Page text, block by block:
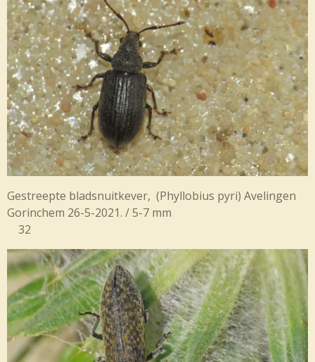
Gestreepte bladsnuitkever, (Phyllobius pyri) Avelingen
Gorinchem 26-5-2021. / 5-7 mm
32